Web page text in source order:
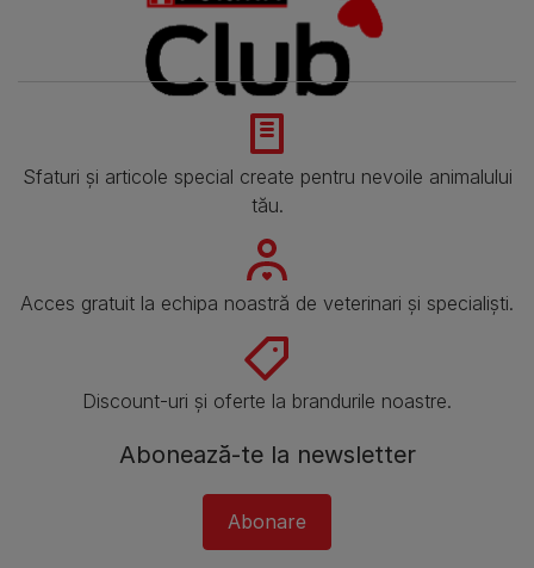
Sfaturi și articole special create pentru nevoile animalului
tău.
Acces gratuit la echipa noastră de veterinari și specialiști.
Discount-uri și oferte la brandurile noastre.
Abonează-te la newsletter
Abonare